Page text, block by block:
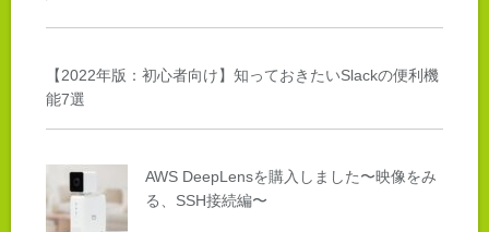
【2022年版：初心者向け】知っておきたいSlackの便利機
能7選
AWS DeepLensを購入しました〜映像をみ
る、SSH接続編〜